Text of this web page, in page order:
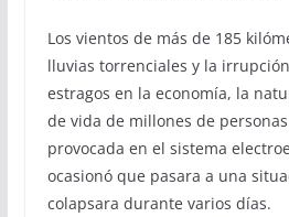
Los vientos de más de 185
lluvias torrenciales y la
estragos en la economía, la
de vida de millones de
provocada en el sistema
ocasionó que pasara a una
colapsara durante varios días.